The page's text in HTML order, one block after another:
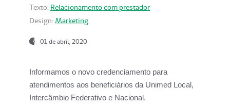
Texto: Relacionamento com prestador
Design: Marketing
01 de abril, 2020
Informamos o novo credenciamento para
atendimentos aos beneficiários da Unimed Local,
Intercâmbio Federativo e Nacional.